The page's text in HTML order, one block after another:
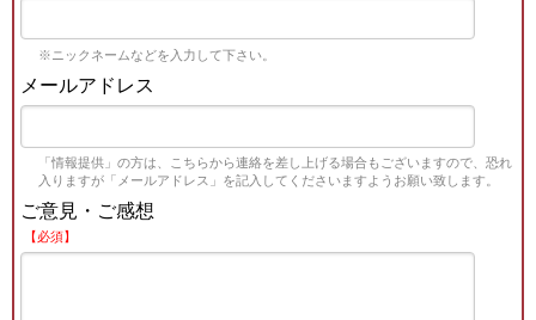
※ニックネームなどを入力して下さい。
メールアドレス
「情報提供」の方は、こちらから連絡を差し上げる場合もございますので、恐れ
入りますが「メールアドレス」を記入してくださいますようお願い致します。
ご意見・ご感想
【必須】